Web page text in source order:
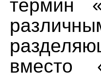
термин
вместо